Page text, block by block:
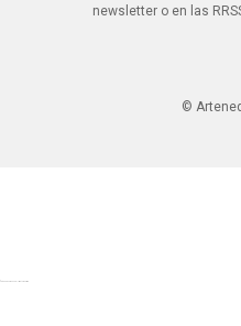
newsletter o en las
©